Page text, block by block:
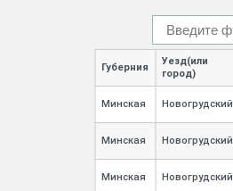
Губерния
Уезд(или
город)
Минская Новогрудский
Минская Новогрудский
Минская Новогрудский